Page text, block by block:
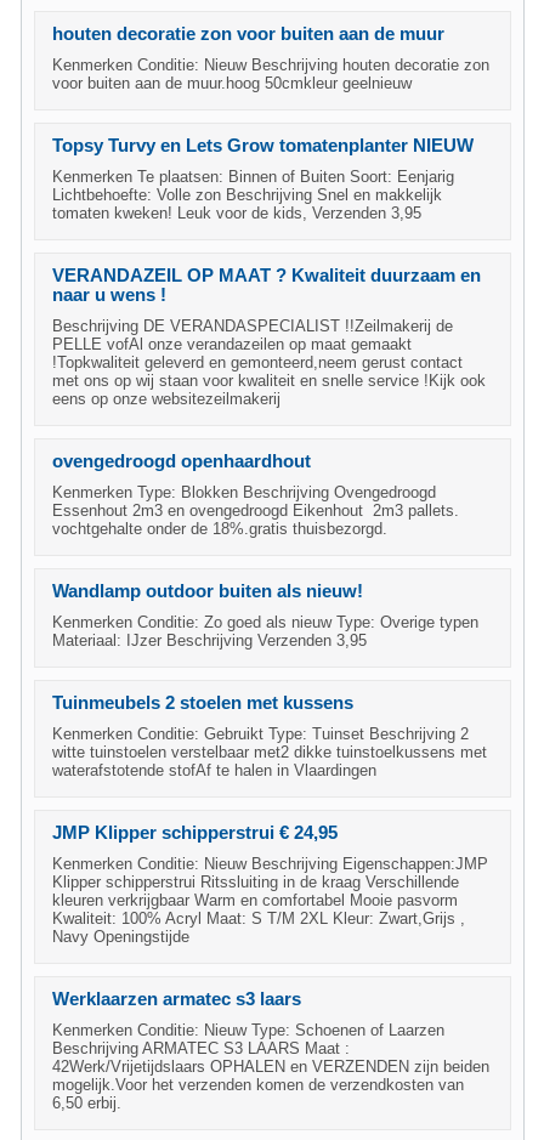
houten decoratie zon voor buiten aan de muur
Kenmerken Conditie: Nieuw Beschrijving houten decoratie zon
voor buiten aan de muur.hoog 50cmkleur geelnieuw
Topsy Turvy en Lets Grow tomatenplanter NIEUW
Kenmerken Te plaatsen: Binnen of Buiten Soort: Eenjarig
Lichtbehoefte: Volle zon Beschrijving Snel en makkelijk
tomaten kweken! Leuk voor de kids, Verzenden 3,95
VERANDAZEIL OP MAAT ? Kwaliteit duurzaam en
naar u wens !
Beschrijving DE VERANDASPECIALIST !!Zeilmakerij de
PELLE vofAl onze verandazeilen op maat gemaakt
!Topkwaliteit geleverd en gemonteerd,neem gerust contact
met ons op wij staan voor kwaliteit en snelle service !Kijk ook
eens op onze websitezeilmakerij
ovengedroogd openhaardhout
Kenmerken Type: Blokken Beschrijving Ovengedroogd
Essenhout 2m3 en ovengedroogd Eikenhout 2m3 pallets.
vochtgehalte onder de 18%.gratis thuisbezorgd.
Wandlamp outdoor buiten als nieuw!
Kenmerken Conditie: Zo goed als nieuw Type: Overige typen
Materiaal: IJzer Beschrijving Verzenden 3,95
Tuinmeubels 2 stoelen met kussens
Kenmerken Conditie: Gebruikt Type: Tuinset Beschrijving 2
witte tuinstoelen verstelbaar met2 dikke tuinstoelkussens met
waterafstotende stofAf te halen in Vlaardingen
JMP Klipper schipperstrui € 24,95
Kenmerken Conditie: Nieuw Beschrijving Eigenschappen:JMP
Klipper schipperstrui Ritssluiting in de kraag Verschillende
kleuren verkrijgbaar Warm en comfortabel Mooie pasvorm
Kwaliteit: 100% Acryl Maat: S T/M 2XL Kleur: Zwart,Grijs ,
Navy Openingstijde
Werklaarzen armatec s3 laars
Kenmerken Conditie: Nieuw Type: Schoenen of Laarzen
Beschrijving ARMATEC S3 LAARS Maat :
42Werk/Vrijetijdslaars OPHALEN en VERZENDEN zijn beiden
mogelijk.Voor het verzenden komen de verzendkosten van
6,50 erbij.